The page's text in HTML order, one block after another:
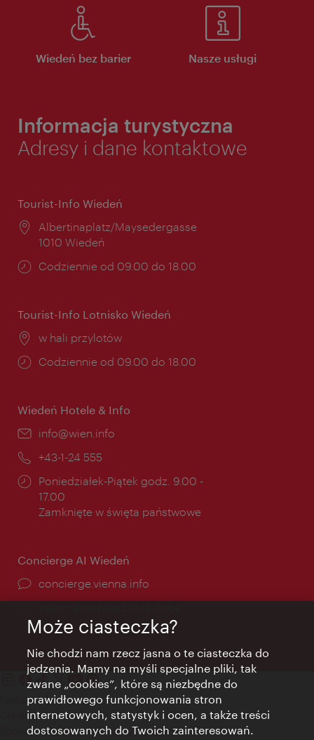
Wiedeń bez barier Nasze usługi
Informacja turystyczna
Adresy i dane kontaktowe
Tourist-Info Wiedeń
Miejsce:
Albertinaplatz/Maysedergasse
1010 Wiedeń
Godziny
Codziennie od 09.00 do 18.00
Tourist-Info Lotnisko Wiedeń
Miejsce:
w hali przylotów
Godziny
Codziennie od 09.00 do 18.00
Wiedeń Hotele & Info
E-
info@wien.info
Telefon:
+43-1-24 555
Godziny
otwarcia:
Poniedziałek-Piątek godz. 9.00 -
17.00
Zamknięte w święta państwowe
Concierge AI Wiedeń
concierge.vienna.info
Kontakt
Credits
Zgoda na przetwarzanie danych osobowych
Może ciasteczka?
Nie chodzi nam rzecz jasna o te ciasteczka do
jedzenia. Mamy na myśli specjalne pliki, tak
zwane „cookies”, które są niezbędne do
prawidłowego funkcjonowania stron
internetowych, statystyk i ocen, a także treści
dostosowanych do Twoich zainteresowań.